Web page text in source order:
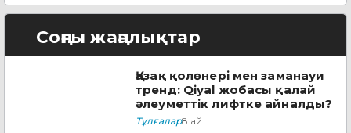
Соңғы жаңалықтар
Қазақ қолөнері мен заманауи
тренд: Qiyal жобасы қалай
әлеуметтік лифтке айналды?
Тұлғалар8 ай